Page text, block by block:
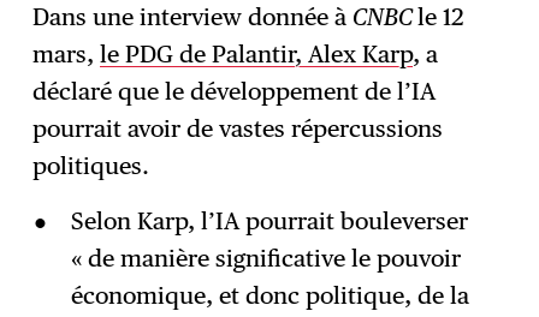
→ S'abonner
Dans une interview donnée à CNBCle 12
mars,le PDG de Palantir, Alex Karp, a
déclaré que le développement de l’IA
pourrait avoir de vastes répercussions
politiques.
Selon Karp, l’IA pourrait bouleverser
« de manière significative le pouvoir
économique, et donc politique, de la